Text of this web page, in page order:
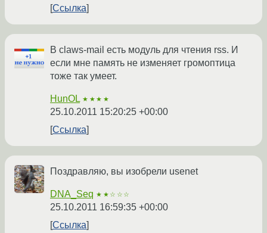
Ссылка
В claws-mail есть модуль для чтения rss. И
если мне память не изменяет громоптица
тоже так умеет.
HunOL ★★★★
25.10.2011 15:20:25 +00:00
Ссылка
Поздравляю, вы изобрели usenet
DNA_Seq ★★☆☆☆
25.10.2011 16:59:35 +00:00
Ссылка